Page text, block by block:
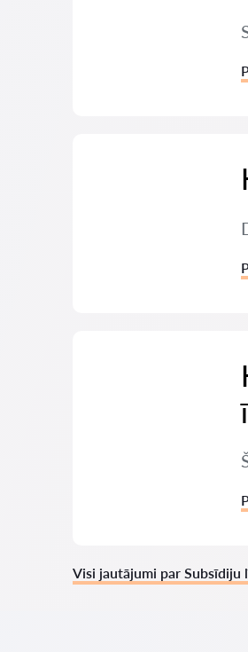
Visi jautājumi par Subsīdiju